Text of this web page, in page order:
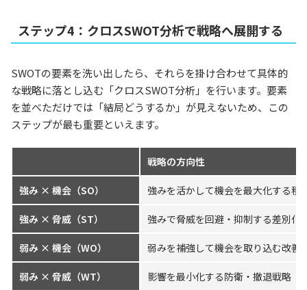
ステップ4：クロスSWOT分析で戦略へ展開する
SWOTの要素を洗い出したら、それらを掛け合わせて具体的
な戦略に落とし込む「クロスSWOT分析」を行います。要素
を並べただけでは「結局どうするか」が見えないため、この
ステップが最も重要といえます。
戦略の方向性
強み × 機会（SO） 強みを活かして機会を最大化する積
強み × 脅威（ST） 強みで脅威を回避・抑制する差別化
弱み × 機会（WO） 弱みを補強して機会を取り込む改善
弱み × 脅威（WT） 影響を最小化する防衛・撤退戦略